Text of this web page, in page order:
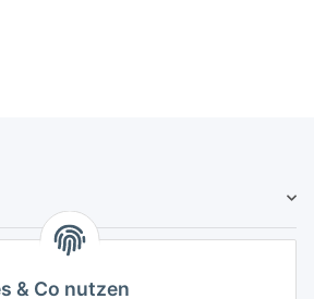
& Co nutzen